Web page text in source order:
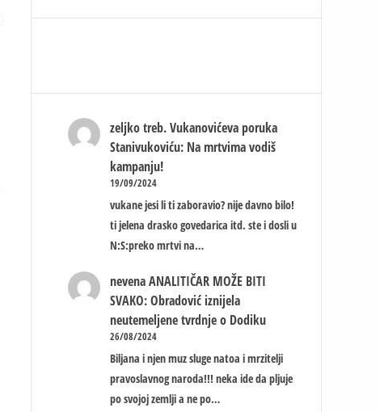
zeljko treb. Vukanovićeva poruka
Stanivukoviću: Na mrtvima vodiš
kampanju!
19/09/2024
vukane jesi li ti zaboravio? nije davno bilo!
ti jelena drasko govedarica itd. ste i dosli u
N:S:preko mrtvi na…
nevena ANALITIČAR MOŽE BITI
SVAKO: Obradović iznijela
neutemeljene tvrdnje o Dodiku
26/08/2024
Biljana i njen muz sluge natoa i mrzitelji
pravoslavnog naroda!!! neka ide da pljuje
po svojoj zemlji a ne po…